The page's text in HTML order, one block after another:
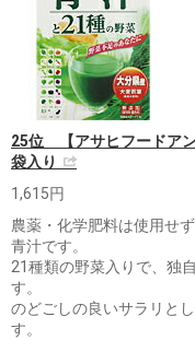
25位 【アサヒフードア
袋入り
1,615円
農薬・化学肥料は使用せ
青汁です。
21種類の野菜入りで、独
す。
のどごしの良いサラリと
す。